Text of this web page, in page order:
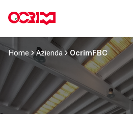
Home Azienda OcrimFBC